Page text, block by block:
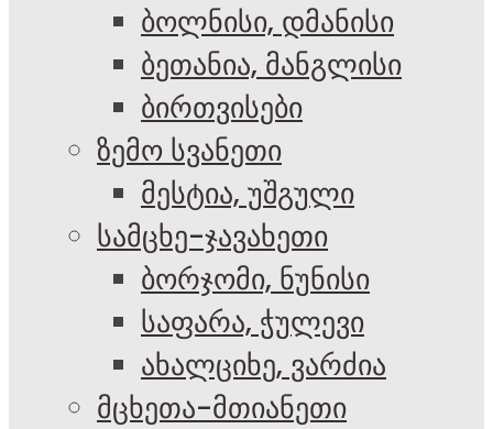
ბოლნისი, დმანისი
ბეთანია, მანგლისი
ბირთვისები
ზემო სვანეთი
მესტია, უშგული
სამცხე-ჯავახეთი
ბორჯომი, ნუნისი
საფარა, ჭულევი
ახალციხე, ვარძია
მცხეთა-მთიანეთი